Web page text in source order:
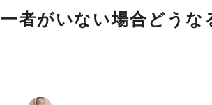
者がいない場合どうな